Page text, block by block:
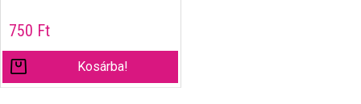
750 Ft
Kosárba!